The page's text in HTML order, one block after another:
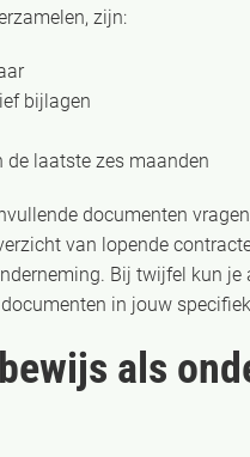
zijn:
bijlagen
laatste zes maanden
documenten
van lopende
Bij twijfel kun
in jouw
als